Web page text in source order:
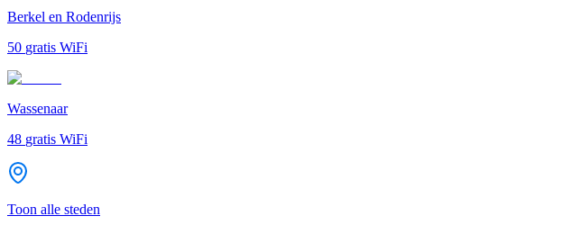
Berkel en Rodenrijs
50 gratis WiFi
Wassenaar
48 gratis WiFi
Toon alle steden